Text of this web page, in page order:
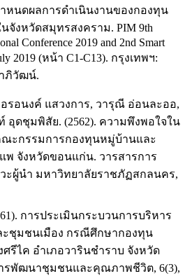
หนดผลการดำเนินงานของกองทุน
งหวัดสมุทรสงคราม. PIM 9th
Conference 2019 and 2nd Smart
2019 (หน้า C1-C13). กรุงเทพฯ:
ภิวัฒน์.
รอนงค์ แสวงการ, วารุณี อ่อนละออ,
อุดชุมพิสัย. (2562). ความพึงพอใจใน
ณะกรรมการกองทุนหมู่บ้านและ
พ จังหวัดขอนแก่น. วารสารการ
ะผู้นำ มหาวิทยาลัยราชภัฏสกลนคร,
การประเมินกระบวนการบริหาร
ชุมชนเมือง กรณีศึกษากองทุน
รีไค อำเภอวารินชำราบ จังหวัด
รพัฒนาชุมชนและคุณภาพชีวิต, 6(3),